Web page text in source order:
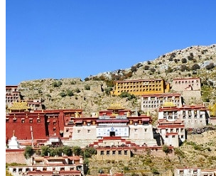
Vaccins pour votre voyage
Mal des montagnes
Demande d’info
09 83 07 44 60